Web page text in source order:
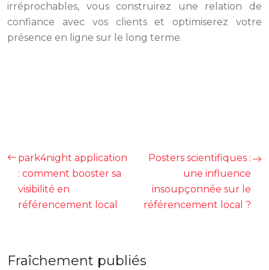
irréprochables, vous construirez une relation de
confiance avec vos clients et optimiserez votre
présence en ligne sur le long terme.
park4night application
: comment booster sa
visibilité en
référencement local
Posters scientifiques :
une influence
insoupçonnée sur le
référencement local ?
Fraîchement publiés